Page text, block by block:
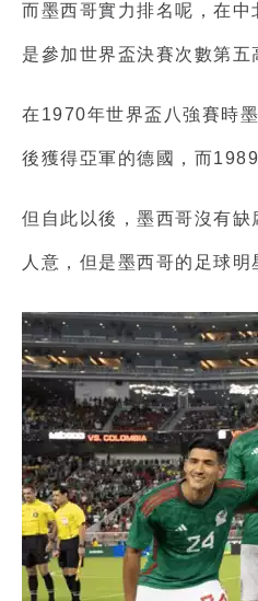
而墨西哥實力排名呢，在
是參加世界盃決賽次數第
在1970年世界盃八強賽時
後獲得亞軍的德國，而
但自此以後，墨西哥沒有
人意，但是墨西哥的足球